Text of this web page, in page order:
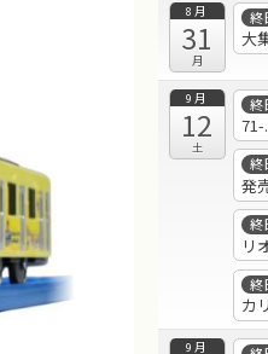
8月
31
月
終
大
9月
12
土
終
71-
終
発
終
リ
終
カ
9月